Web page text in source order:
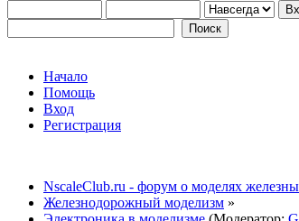
Начало
Помощь
Вход
Регистрация
NscaleClub.ru - форум о моделях
Железнодорожный моделизм »